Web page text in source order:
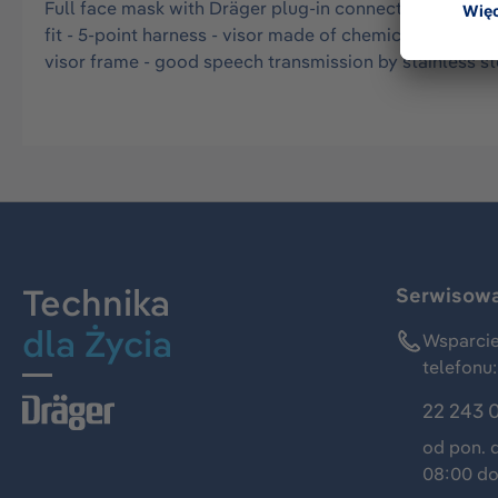
Full face mask with Dräger plug-in connector - mask
fit - 5-point harness - visor made of chemical and
visor frame - good speech transmission by stainless
Technika
dla Życia
telefonu:
22 243
od pon.
08:00